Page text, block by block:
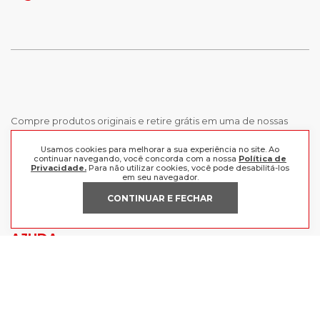
Usamos cookies para melhorar a sua experiência no site. Ao
continuar navegando, você concorda com a nossa Política de
Privacidade. Para não utilizar cookies, você pode desabilitá-los
em seu navegador.
CONTINUAR E FECHAR
Compre produtos originais e retire grátis em uma de nossas
lojas, ou receba em casa comprando as melhores marcas aqui.
Frete grátis a partir de R$199 para o Sul e Sudeste.
INSTITUCIONAL
Nossas Lojas
Trabalhe Conosco
AJUDA